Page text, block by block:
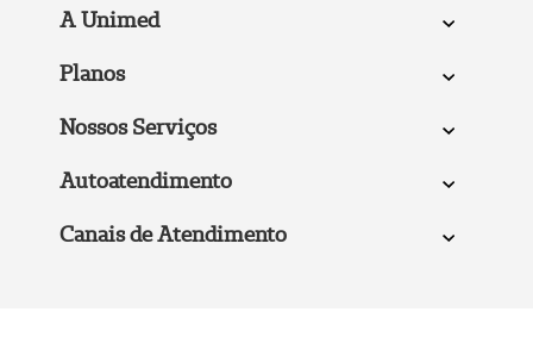
A Unimed
Planos
Nossos Serviços
Autoatendimento
Canais de Atendimento